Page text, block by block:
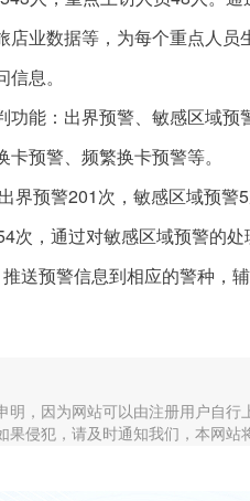
店业数据等，为每个重点人
息。
：出界预警、敏感区域预
预警、频繁换卡预警等。
预警201次，敏感区域预警
次，通过对敏感区域预警的
送预警信息到相应的警种，辅
明，因为网站可以由注册用户自行
果侵犯，请及时通知我们，本网站